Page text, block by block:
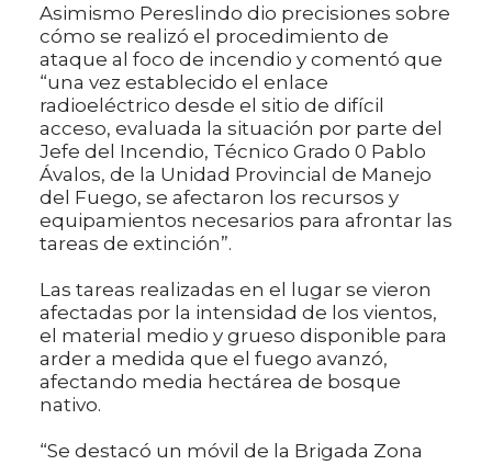
Asimismo Pereslindo dio precisiones sobre
cómo se realizó el procedimiento de
ataque al foco de incendio y comentó que
“una vez establecido el enlace
radioeléctrico desde el sitio de difícil
acceso, evaluada la situación por parte del
Jefe del Incendio, Técnico Grado 0 Pablo
Ávalos, de la Unidad Provincial de Manejo
del Fuego, se afectaron los recursos y
equipamientos necesarios para afrontar las
tareas de extinción”.
Las tareas realizadas en el lugar se vieron
afectadas por la intensidad de los vientos,
el material medio y grueso disponible para
arder a medida que el fuego avanzó,
afectando media hectárea de bosque
nativo.
“Se destacó un móvil de la Brigada Zona